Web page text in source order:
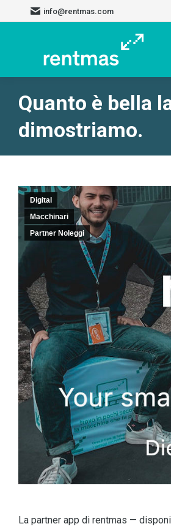
info@rentmas.com
Quanto è bella
dimostriamo.
Digital
Macchinari
Partner Noleggi
La partner app di rentmas —